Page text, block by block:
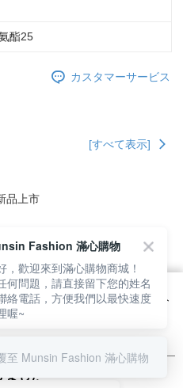
酯25
カスタマーサービス
[すべて表示]
品上市
サイト全体のランキング
当サイトのCookie使用に関する詳細
ザでの設定方法については、当サイト
リシーをご参照ください。お客さま
当社がサイト利用規約のCookieポリ
ました
Fashion 滿心購物
，歡迎來到滿心購物商城！
何問題，請直接留下您的姓名
絡電話，方便我們以最快速度
喔~
至 Munsin Fashion 滿心購物